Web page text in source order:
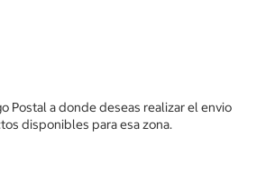
Postal a donde deseas realizar el envio
disponibles para esa zona.